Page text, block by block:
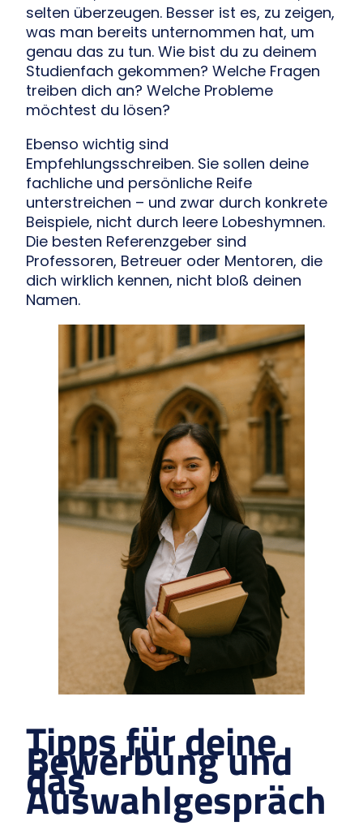
selten überzeugen. Besser ist es, zu zeigen,
was man bereits unternommen hat, um
genau das zu tun. Wie bist du zu deinem
Studienfach gekommen? Welche Fragen
treiben dich an? Welche Probleme
möchtest du lösen?
Ebenso wichtig sind
Empfehlungsschreiben. Sie sollen deine
fachliche und persönliche Reife
unterstreichen – und zwar durch konkrete
Beispiele, nicht durch leere Lobeshymnen.
Die besten Referenzgeber sind
Professoren, Betreuer oder Mentoren, die
dich wirklich kennen, nicht bloß deinen
Namen.
Tipps für deine
Bewerbung und
das
Auswahlgespräch